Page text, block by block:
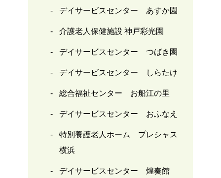
デイサービスセンター あすか園
介護老人保健施設 神戸彩光園
デイサービスセンター つばき園
デイサービスセンター しらたけ
総合福祉センター お船江の里
デイサービスセンター おふなえ
特別養護老人ホーム プレシャス
横浜
デイサービスセンター 煌奏館